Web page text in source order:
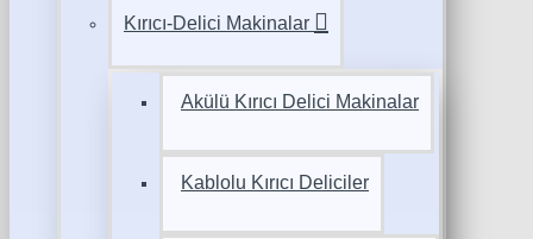
Kırıcı-Delici Makinalar
Akülü Kırıcı Delici Makinalar
Kablolu Kırıcı Deliciler